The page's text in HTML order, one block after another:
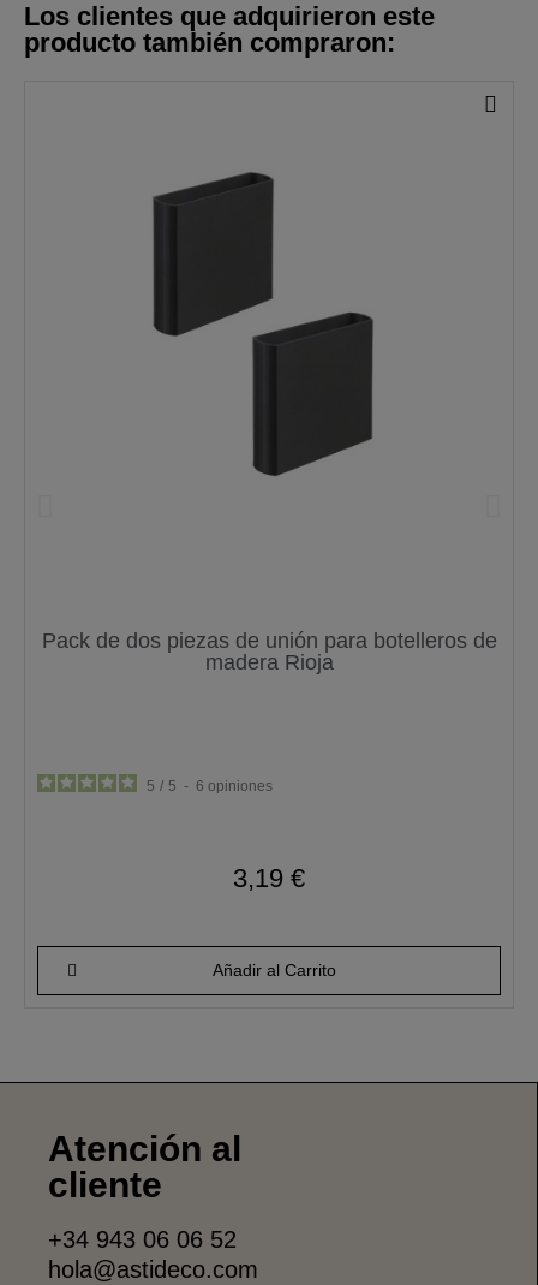
Los clientes que adquirieron este
producto también compraron:
Pack de dos piezas de unión para botelleros de
madera Rioja
5 / 5 - 6 opiniones
3,19 €
Añadir al Carrito
Atención al
cliente
+34 943 06 06 52
hola@astideco.com